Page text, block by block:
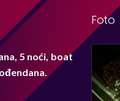
5 noći, boat
Foto